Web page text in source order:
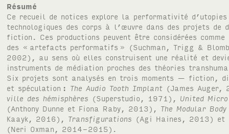
Résumé
Ce recueil de notices explore la performativité d’utopies
technologiques des corps à l’œuvre dans des projets de
fiction. Ces productions peuvent être considérées comme
des « artefacts performatifs » (Suchman, Trigg &
2002), au sens où elles construisent une réalité et
instruments de médiation proches des théories
Six projets sont analysés en trois moments — fiction,
et spéculation : The Audio Tooth Implant (James
ville des hémisphères (Superstudio, 1971), United
(Anthony Dunne et Fiona Raby, 2013), The Modular Body
Kaayk, 2016), Transfigurations (Agi Haines, 2013) et
(Neri Oxman, 2014-2015).